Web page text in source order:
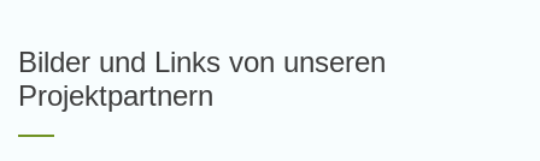
Bilder und Links von unseren
Projektpartnern